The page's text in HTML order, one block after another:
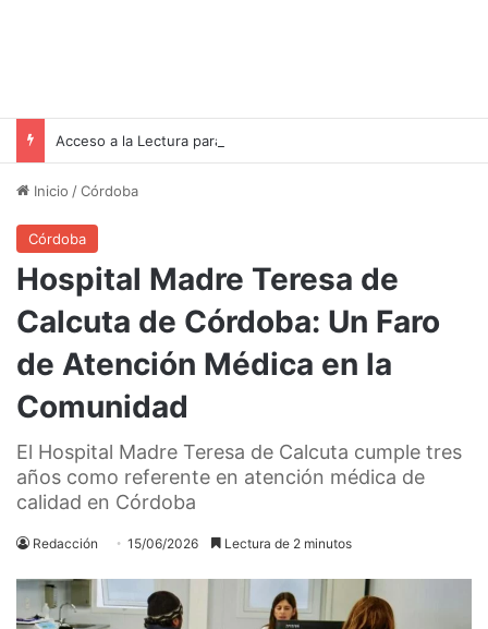
Inicio /Córdoba
Córdoba
Hospital Madre Teresa de
Calcuta de Córdoba: Un Faro
de Atención Médica en la
Comunidad
El Hospital Madre Teresa de Calcuta cumple tres
años como referente en atención médica de
calidad en Córdoba
Redacción 15/06/2026 Lectura de 2 minutos